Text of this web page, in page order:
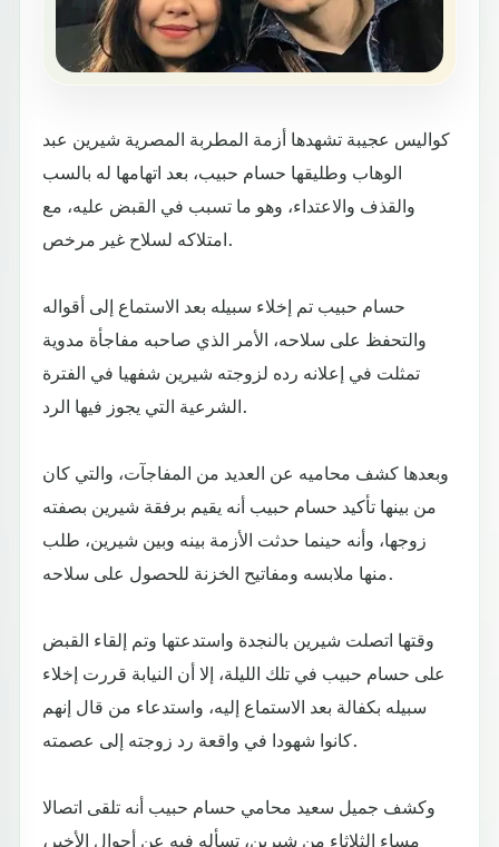
كواليس عجيبة تشهدها أزمة المطربة المصرية شيرين عبد
الوهاب وطليقها حسام حبيب، بعد اتهامها له بالسب
والقذف والاعتداء، وهو ما تسبب في القبض عليه، مع
امتلاكه لسلاح غير مرخص.
حسام حبيب تم إخلاء سبيله بعد الاستماع إلى أقواله
والتحفظ على سلاحه، الأمر الذي صاحبه مفاجأة مدوية
تمثلت في إعلانه رده لزوجته شيرين شفهيا في الفترة
الشرعية التي يجوز فيها الرد.
وبعدها كشف محاميه عن العديد من المفاجآت، والتي كان
من بينها تأكيد حسام حبيب أنه يقيم برفقة شيرين بصفته
زوجها، وأنه حينما حدثت الأزمة بينه وبين شيرين، طلب
منها ملابسه ومفاتيح الخزنة للحصول على سلاحه.
وقتها اتصلت شيرين بالنجدة واستدعتها وتم إلقاء القبض
على حسام حبيب في تلك الليلة، إلا أن النيابة قررت إخلاء
سبيله بكفالة بعد الاستماع إليه، واستدعاء من قال إنهم
كانوا شهودا في واقعة رد زوجته إلى عصمته.
وكشف جميل سعيد محامي حسام حبيب أنه تلقى اتصالا
مساء الثلاثاء من شيرين، تسأله فيه عن أحوال الأخير،